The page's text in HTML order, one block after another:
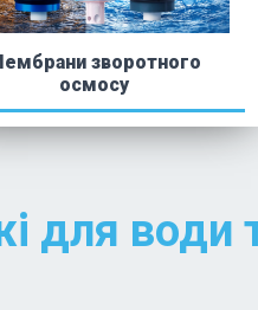
зворотного
осмосу
для води